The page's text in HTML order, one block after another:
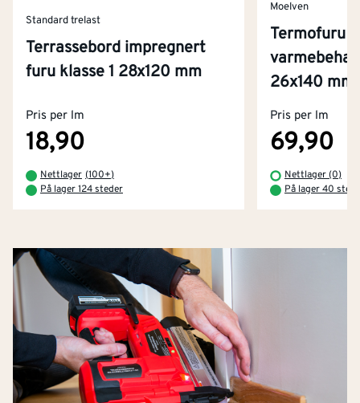
Standard trelast
Terrassebord impregnert
furu klasse 1 28x120 mm
Pris per lm
18,90
Nettlager (100+)
På lager 124 steder
Moelven
Termofuru
26x140 mm
Pris per lm
69,90
Nettlager (0)
På lager 40